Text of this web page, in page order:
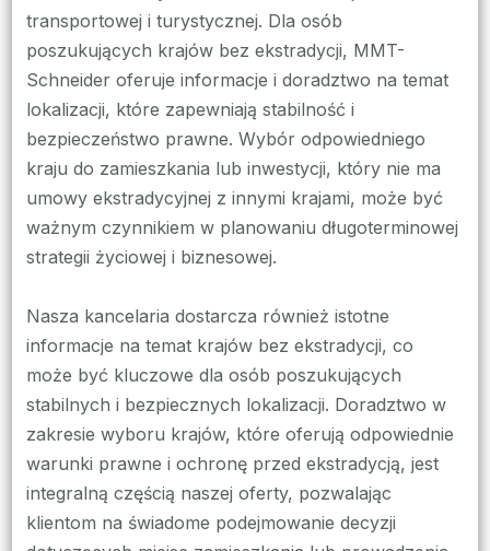
transportowej i turystycznej. Dla osób
poszukujących krajów bez ekstradycji, MMT-
Schneider oferuje informacje i doradztwo na temat
lokalizacji, które zapewniają stabilność i
bezpieczeństwo prawne. Wybór odpowiedniego
kraju do zamieszkania lub inwestycji, który nie ma
umowy ekstradycyjnej z innymi krajami, może być
ważnym czynnikiem w planowaniu długoterminowej
strategii życiowej i biznesowej.
Nasza kancelaria dostarcza również istotne
informacje na temat krajów bez ekstradycji, co
może być kluczowe dla osób poszukujących
stabilnych i bezpiecznych lokalizacji. Doradztwo w
zakresie wyboru krajów, które oferują odpowiednie
warunki prawne i ochronę przed ekstradycją, jest
integralną częścią naszej oferty, pozwalając
klientom na świadome podejmowanie decyzji